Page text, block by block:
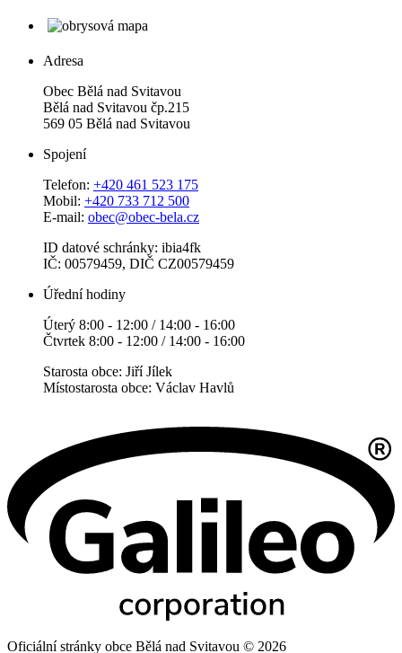
Adresa
Obec Bělá nad Svitavou
Bělá nad Svitavou čp.215
569 05 Bělá nad Svitavou
Spojení
Telefon: +420 461 523 175
Mobil: +420 733 712 500
E-mail: obec@obec-bela.cz
ID datové schránky: ibia4fk
IČ: 00579459, DIČ CZ00579459
Úřední hodiny
Úterý 8:00 - 12:00 / 14:00 - 16:00
Čtvrtek 8:00 - 12:00 / 14:00 - 16:00
Starosta obce: Jiří Jílek
Místostarosta obce: Václav Havlů
Oficiální stránky obce Bělá nad Svitavou © 2026